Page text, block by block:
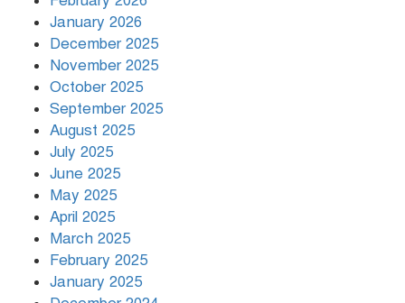
বৃষ্টি থামার নাম নেই, পথে পথে
January 2026
December 2025
November 2025
October 2025
September 2025
August 2025
July 2025
June 2025
May 2025
April 2025
March 2025
February 2025
January 2025